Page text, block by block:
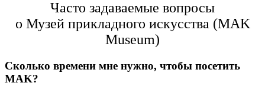
Часто задаваемые вопросы
о Музей прикладного искусства (MAK
Museum)
Сколько времени мне нужно, чтобы посетить
MAK?